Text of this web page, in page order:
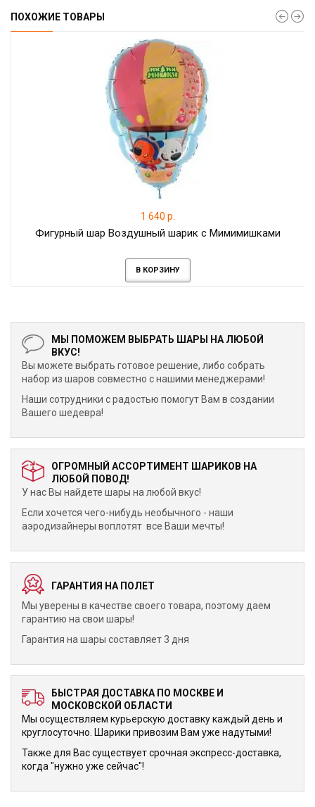
ПОХОЖИЕ ТОВАРЫ
1 640 р.
Фигурный шар Воздушный шарик с Мимимишками
В КОРЗИНУ
МЫ ПОМОЖЕМ ВЫБРАТЬ ШАРЫ НА ЛЮБОЙ
ВКУС!
Вы можете выбрать готовое решение, либо собрать
набор из шаров совместно с нашими менеджерами!
Наши сотрудники с радостью помогут Вам в создании
Вашего шедевра!
ОГРОМНЫЙ АССОРТИМЕНТ ШАРИКОВ НА
ЛЮБОЙ ПОВОД!
У нас Вы найдете шары на любой вкус!
Если хочется чего-нибудь необычного - наши
аэродизайнеры воплотят все Ваши мечты!
ГАРАНТИЯ НА ПОЛЕТ
Мы уверены в качестве своего товара, поэтому даем
гарантию на свои шары!
Гарантия на шары составляет 3 дня
БЫСТРАЯ ДОСТАВКА ПО МОСКВЕ И
МОСКОВСКОЙ ОБЛАСТИ
Мы осуществляем курьерскую доставку каждый день и
круглосуточно. Шарики привозим Вам уже надутыми!
Также для Вас существует срочная экспресс-доставка,
когда "нужно уже сейчас"!